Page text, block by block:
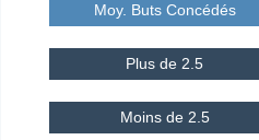
Moy. Buts Concédés
Plus de 2.5
Moins de 2.5